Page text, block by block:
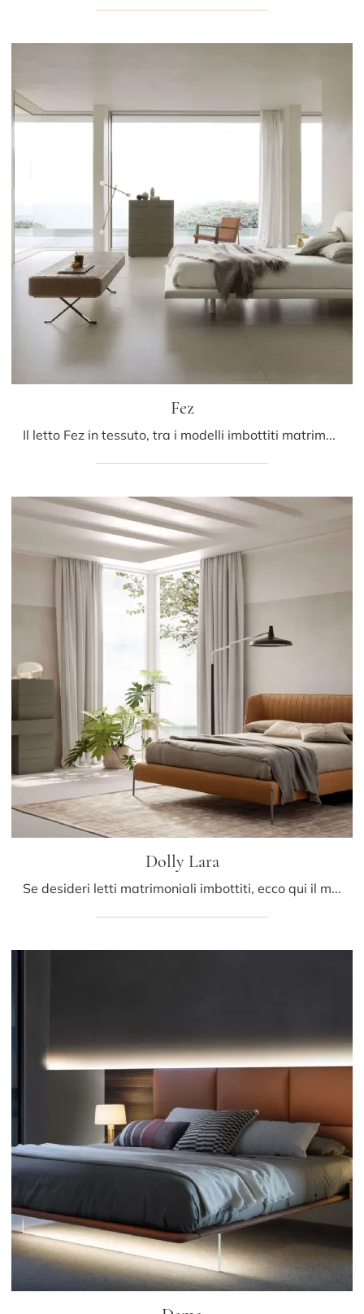
Fez
Il letto Fez in tessuto, tra i modelli imbottiti matrimoniali design di Presotto, è pensato per assicurarti il riposo migliore.
Dolly Lara
Se desideri letti matrimoniali imbottiti, ecco qui il modello Dolly Lara in tessuto per arricchire la zona notte.